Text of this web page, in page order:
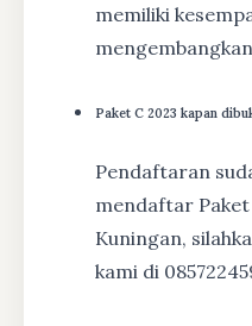
memiliki
Paket C 2023 kapan
Pendaftaran
mendaftar Paket
Kuningan,
kami di